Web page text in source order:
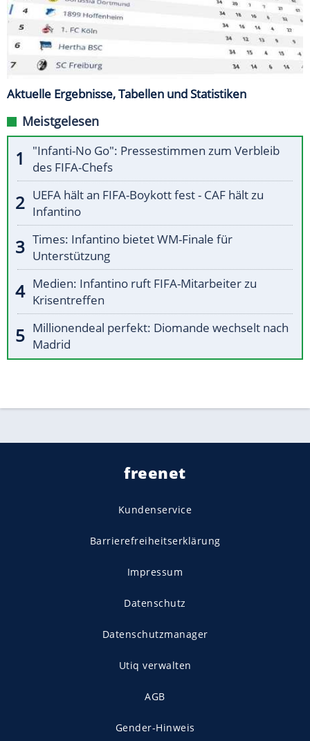
Aktuelle Ergebnisse, Tabellen und Statistiken
Meistgelesen
"Infanti-No Go": Pressestimmen zum Verbleib
des FIFA-Chefs
UEFA hält an FIFA-Boykott fest - CAF hält zu
Infantino
Times: Infantino bietet WM-Finale für
Unterstützung
Medien: Infantino ruft FIFA-Mitarbeiter zu
Krisentreffen
Millionendeal perfekt: Diomande wechselt nach
Madrid
freenet
Kundenservice
Barrierefreiheitserklärung
Impressum
Datenschutz
Datenschutzmanager
Utiq verwalten
AGB
Gender-Hinweis